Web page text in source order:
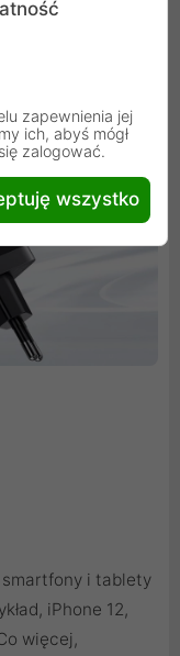
na
smartfony i tablety
iPhone 12,
więcej,
zapewnienia jej
ich, abyś mógł
zalogować.
wszystko